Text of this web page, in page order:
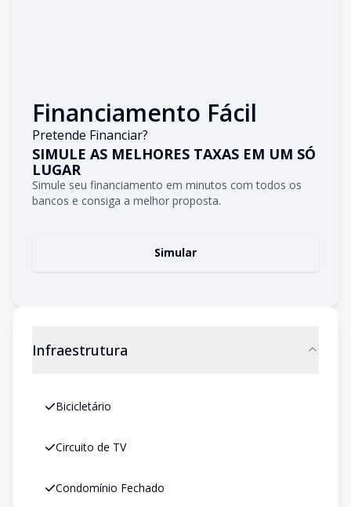
Financiamento Fácil
Pretende Financiar?
SIMULE AS MELHORES TAXAS EM UM SÓ
LUGAR
Simule seu financiamento em minutos com todos os
bancos e consiga a melhor proposta.
Simular
Infraestrutura
Bicicletário
Circuito de TV
Condomínio Fechado